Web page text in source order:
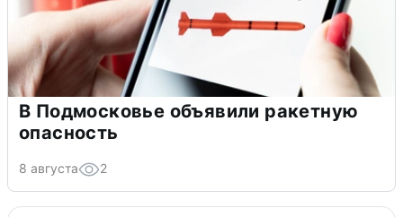
В Подмосковье объявили ракетную
опасность
8 августа 2